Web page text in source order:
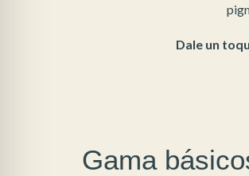
Dale un
Gama